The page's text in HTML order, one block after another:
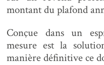
montant du plafond
Conçue dans un
mesure est la
manière définitive ce